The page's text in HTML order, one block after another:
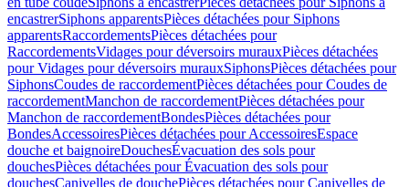
encastrerSiphons apparentsPièces détachées pour Siphons
apparentsRaccordementsPièces détachées pour
RaccordementsVidages pour déversoirs murauxPièces détachées
pour Vidages pour déversoirs murauxSiphonsPièces détachées pour
SiphonsCoudes de raccordementPièces détachées pour Coudes de
raccordementManchon de raccordementPièces détachées pour
Manchon de raccordementBondesPièces détachées pour
BondesAccessoiresPièces détachées pour AccessoiresEspace
douche et baignoireDouchesÉvacuation des sols pour
douchesPièces détachées pour Évacuation des sols pour
douchesCanivelles de douchePièces détachées pour Canivelles de